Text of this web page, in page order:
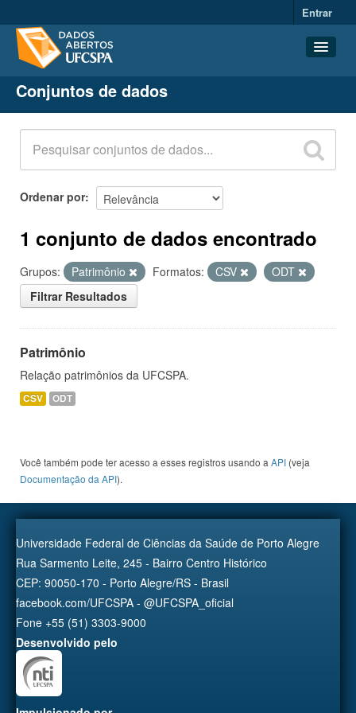
Entrar
Conjuntos de dados
Organizações
Grupos
Sobre
Conjuntos de dados
Ordenar por
1 conjunto de dados encontrado
Grupos: Patrimônio Formatos: CSV
ODT
Filtrar Resultados
Patrimônio
Relação patrimônios da UFCSPA.
CSV ODT
Você também pode ter acesso a esses registros usando a API (veja
Documentação da API).
Universidade Federal de Ciências da Saúde de Porto Alegre
Rua Sarmento Leite, 245 - Bairro Centro Histórico
CEP: 90050-170 - Porto Alegre/RS - Brasil
facebook.com/UFCSPA - @UFCSPA_oficial
Fone +55 (51) 3303-9000
Desenvolvido pelo